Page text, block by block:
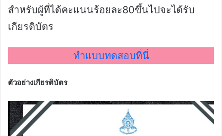
สำหรับผู้ที่ได้คะแนนร้อยละ80ขึ้นไปจะได้รับ
เกียรติบัตร
ทำแบบทดสอบที่นี่
ตัวอย่างเกียรติบัตร